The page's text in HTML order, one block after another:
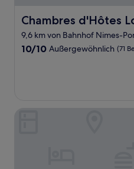
Chambres d'Hôtes
Chambres d'Hôtes Lou
9,6 km von Bahnhof Nimes-
10.0
10/10 Außergewöhnlich (71